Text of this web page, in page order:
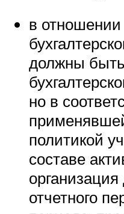
в отношении
должны
но в
политикой
составе
отчетного